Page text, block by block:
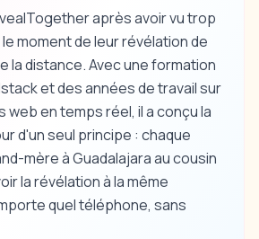
après avoir vu trop
moment de leur révélation de
la distance. Avec une formation
et des années de travail sur
en temps réel, il a conçu la
d'un seul principe : chaque
mère à Guadalajara au cousin
la révélation à la même
quel téléphone, sans